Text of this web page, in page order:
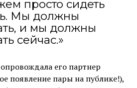
просто сидеть
Мы должны
и мы должны
сейчас.»
его партнер
появление пары на публике!),